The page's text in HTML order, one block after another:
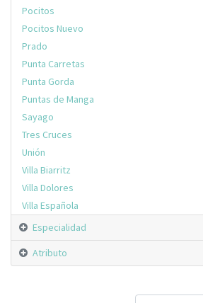
Pocitos
Pocitos Nuevo
Prado
Punta Carretas
Punta Gorda
Puntas de Manga
Sayago
Tres Cruces
Unión
Villa Biarritz
Villa Dolores
Villa Española
Especialidad
Atributo